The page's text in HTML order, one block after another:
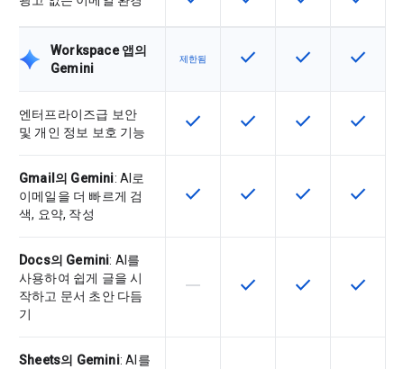
Workspace 앱의
Gemini
제한됨 이 기능은 SKU에서 사용
check 이 기능은 SKU
check 이 기능
check
엔터프라이즈급 보안
및 개인 정보 보호 기능
이 기능은 SKU에서 사용할 수 있습
check 이 기능은 SKU에서 사용
check 이 기능은 SKU
check 이 기능
check
Gmail의 Gemini: AI로
이메일을 더 빠르게 검
색, 요약, 작성
이 기능은 SKU에서 사용할 수 있습
check 이 기능은 SKU에서 사용
check 이 기능은 SKU
check 이 기능
check
Docs의 Gemini: AI를
사용하여 쉽게 글을 시
작하고 문서 초안 다듬
기
이 기능은 이 SKU에서 지원되지
horizontal_rule 이 기능은 SKU에서 사용
check 이 기능은 SKU
check 이 기능
check
Sheets의 Gemini: AI를